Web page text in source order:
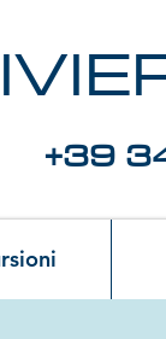
+39